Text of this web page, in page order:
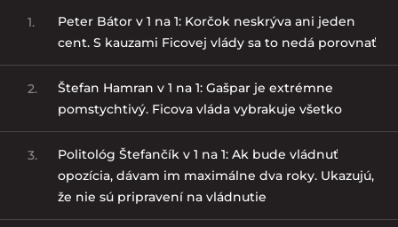
1.
Peter Bátor v 1 na 1: Korčok neskrýva ani jeden
cent. S kauzami Ficovej vlády sa to nedá porovnať
2.
Štefan Hamran v 1 na 1: Gašpar je extrémne
pomstychtivý. Ficova vláda vybrakuje všetko
3.
Politológ Štefančík v 1 na 1: Ak bude vládnuť
opozícia, dávam im maximálne dva roky. Ukazujú,
že nie sú pripravení na vládnutie